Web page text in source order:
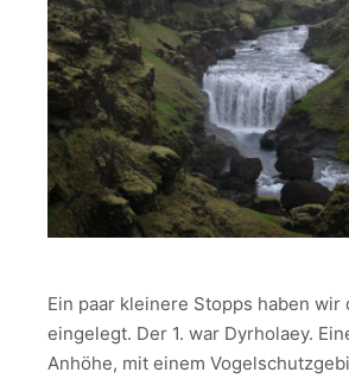
Ein paar kleinere Stopps haben wir
eingelegt. Der 1. war Dyrholaey.
Anhöhe, mit einem